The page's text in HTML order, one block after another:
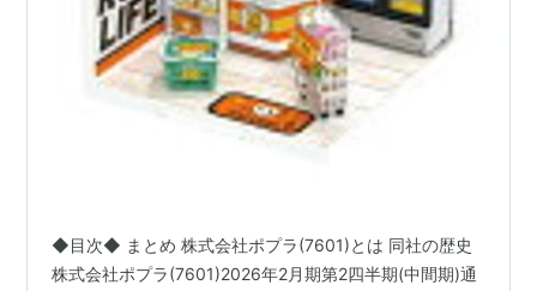
◆目次◆ まとめ 株式会社ポプラ(7601)とは 同社の歴史
株式会社ポプラ(7601)2026年2月期第2四半期(中間期)通